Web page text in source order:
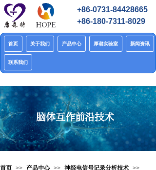
+86-0731-84428665
+86-180-7311-8029
首页 关于我们 产品中心 厚谱实验室 新闻资讯
联系我们
脑体互作前沿技术
首页 >> 产品中心 >> 神经电信号记录分析技术 >>